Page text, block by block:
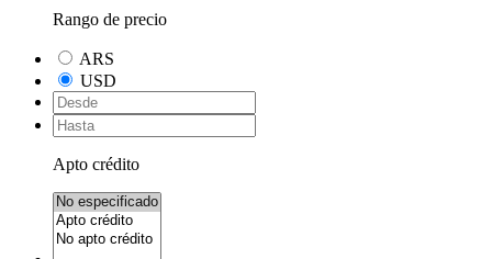
Rango de precio
ARS
USD
Apto crédito